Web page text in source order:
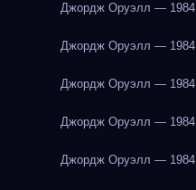
Джордж Оруэлл — 1984
Джордж Оруэлл — 1984
Джордж Оруэлл — 1984
Джордж Оруэлл — 1984
Джордж Оруэлл — 1984